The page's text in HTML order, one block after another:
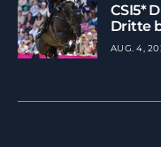
CSI5*
Dritte
AUG. 4,